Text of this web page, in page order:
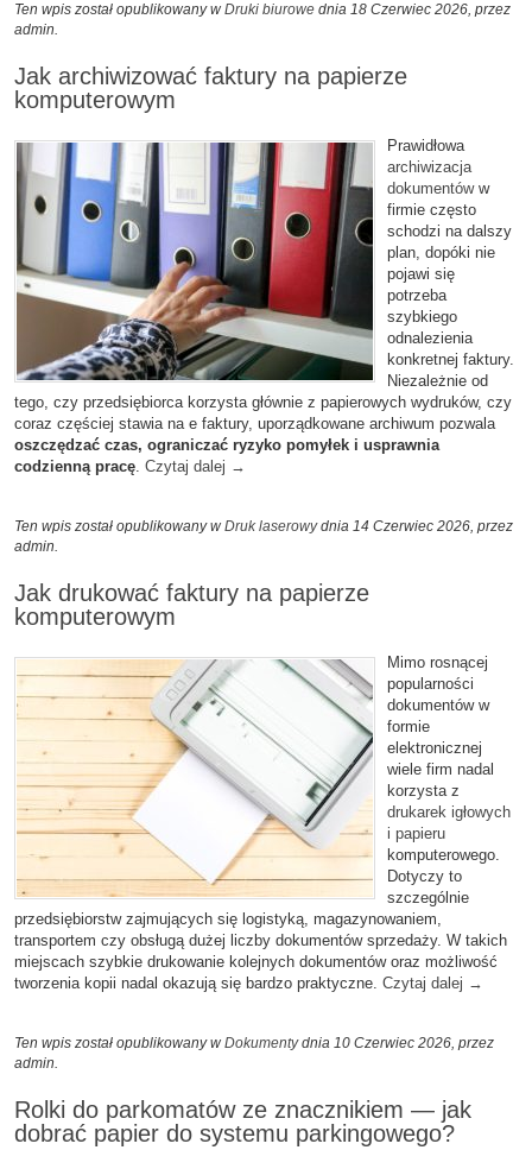
Ten wpis został opublikowany w Druki biurowe dnia 18 Czerwiec 2026, przez
admin.
Jak archiwizować faktury na papierze
komputerowym
Prawidłowa
archiwizacja
dokumentóww
firmie często
schodzi na dalszy
plan, dopóki nie
pojawi się
potrzeba
szybkiego
odnalezienia
konkretnej faktury.
Niezależnie od
tego, czy przedsiębiorca korzysta głównie z papierowych wydruków, czy
coraz częściej stawia na e faktury, uporządkowane archiwum pozwala
oszczędzać czas, ograniczać ryzyko pomyłek i usprawnia
codzienną pracę. Czytaj dalej →
Ten wpis został opublikowany w Druk laserowydnia 14 Czerwiec 2026, przez
admin.
Jak drukować faktury na papierze
komputerowym
Mimo rosnącej
popularności
dokumentów w
formie
elektronicznej
wiele firm nadal
korzysta z
drukarek igłowych
i papieru
komputerowego.
Dotyczy to
szczególnie
przedsiębiorstw zajmujących się logistyką, magazynowaniem,
transportem czy obsługą dużej liczby dokumentów sprzedaży. W takich
miejscach szybkie drukowanie kolejnych dokumentów oraz możliwość
tworzenia kopii nadal okazują się bardzo praktyczne. Czytaj dalej →
Ten wpis został opublikowany w Dokumentydnia 10 Czerwiec 2026, przez
admin.
Rolki do parkomatów ze znacznikiem — jak
dobrać papier do systemu parkingowego?